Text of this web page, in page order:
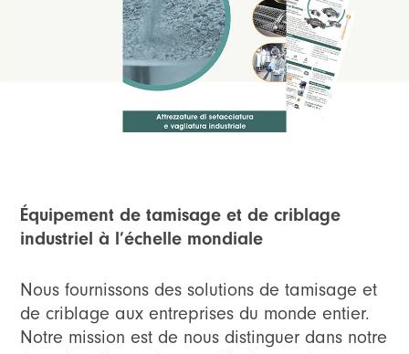
Équipement de tamisage et de criblage
industriel à l’échelle mondiale
Nous fournissons des solutions de tamisage et
de criblage aux entreprises du monde entier.
Notre mission est de nous distinguer dans notre